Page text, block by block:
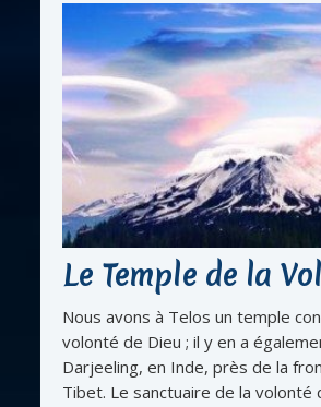
Le Temple de la
Nous avons à Telos un temple
volonté de Dieu ; il y en a
Darjeeling, en Inde, près de la
Tibet. Le sanctuaire de la volonté